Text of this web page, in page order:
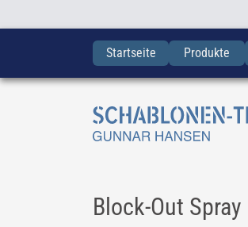
Startseite Produkte
Block-Out